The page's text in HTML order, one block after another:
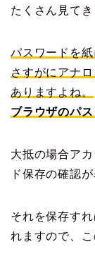
たくさん見てき
パスワードを
さすがにアナ
ありますよね。
ブラウザのパ
大抵の場合ア
ド保存の確認
それを保存す
れますので、